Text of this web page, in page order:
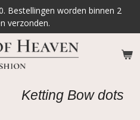
Bestellingen worden binnen 2
verzonden.
Ketting Bow dots